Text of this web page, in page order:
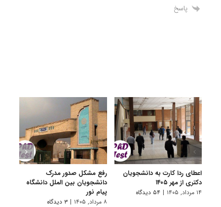
پاسخ
اعطای ردا کارت به دانشجویان
دکتری از مهر ۱۴۰۵
۱۴ مرداد, ۱۴۰۵ | ۵۴ دیدگاه
رفع مشکل صدور مدرک
دانشجویان بین الملل دانشگاه
پیام نور
۸ مرداد, ۱۴۰۵ | ۳ دیدگاه